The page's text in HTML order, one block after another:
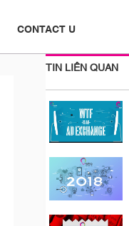
CONTACT U
TIN LIÊN QUAN